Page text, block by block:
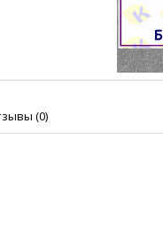
(0)